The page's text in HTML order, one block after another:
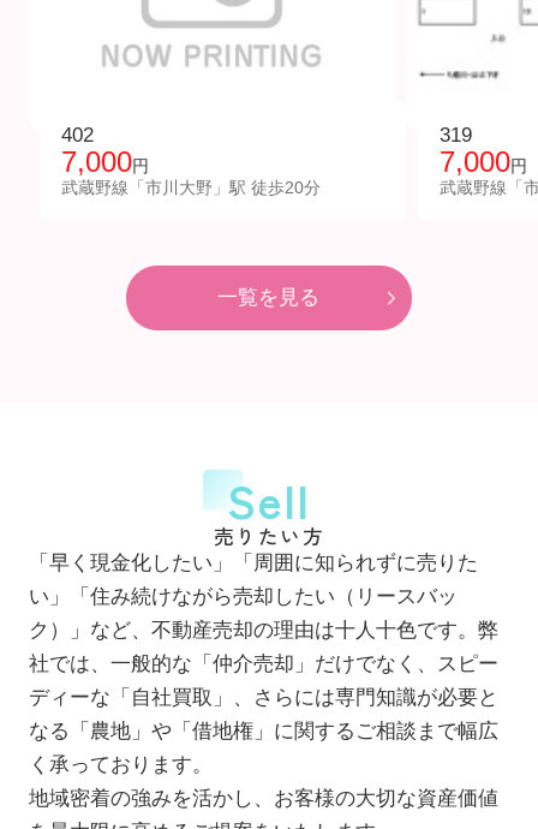
402
7,000円
武蔵野線「市川大野」駅 徒歩20分
319
7,000円
武蔵野線「
一覧を見る
Sell
売りたい方
「早く現金化したい」「周囲に知られずに売りた
い」「住み続けながら売却したい（リースバッ
ク）」など、不動産売却の理由は十人十色です。弊
社では、一般的な「仲介売却」だけでなく、スピー
ディーな「自社買取」、さらには専門知識が必要と
なる「農地」や「借地権」に関するご相談まで幅広
く承っております。
地域密着の強みを活かし、お客様の大切な資産価値